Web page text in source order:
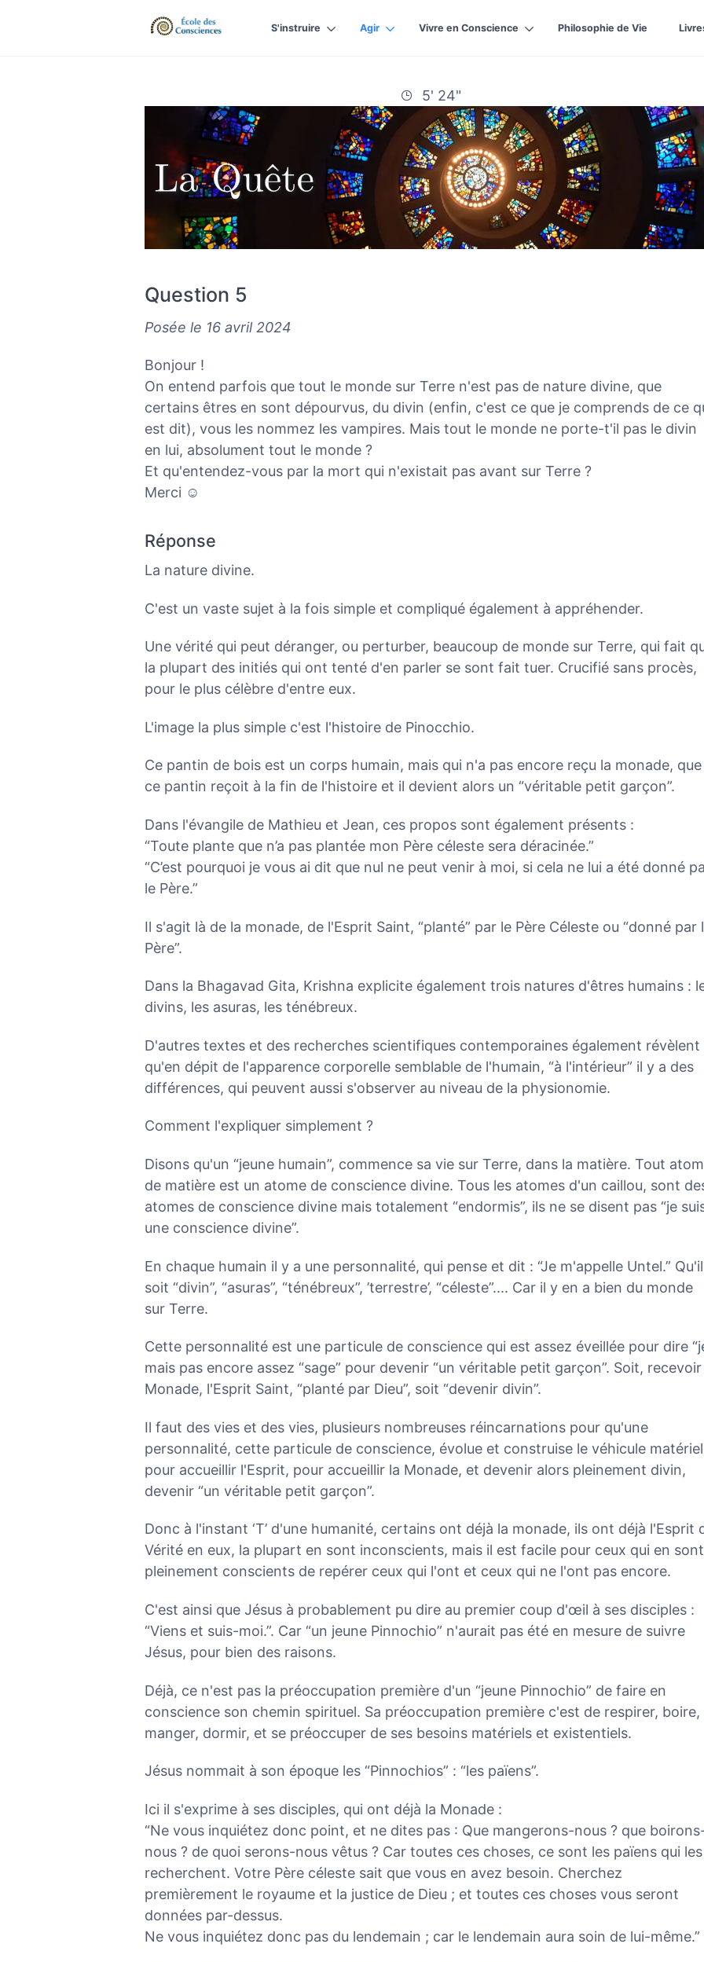
S'instruire Agir Vivre en Conscience Philosophie de Vie
5' 24"
Question 5
Posée le 16 avril 2024
Bonjour !
On entend parfois que tout le monde sur Terre n'est pas de nature divine, que
certains êtres en sont dépourvus, du divin (enfin, c'est ce que je comprends de ce
est dit), vous les nommez les vampires. Mais tout le monde ne porte-t'il pas le divin
en lui, absolument tout le monde ?
Et qu'entendez-vous par la mort qui n'existait pas avant sur Terre ?
Merci ☺️
Réponse
La nature divine.
C'est un vaste sujet à la fois simple et compliqué également à appréhender.
Une vérité qui peut déranger, ou perturber, beaucoup de monde sur Terre, qui fait
la plupart des initiés qui ont tenté d'en parler se sont fait tuer. Crucifié sans procès,
pour le plus célèbre d'entre eux.
L'image la plus simple c'est l'histoire de Pinocchio.
Ce pantin de bois est un corps humain, mais qui n'a pas encore reçu la monade, que
ce pantin reçoit à la fin de l'histoire et il devient alors un “véritable petit garçon”.
Dans l'évangile de Mathieu et Jean, ces propos sont également présents :
“Toute plante que n’a pas plantée mon Père céleste sera déracinée.”
“C’est pourquoi je vous ai dit que nul ne peut venir à moi, si cela ne lui a été donné
le Père.”
Il s'agit là de la monade, de l'Esprit Saint, “planté” par le Père Céleste ou “donné par
Père”.
Dans la Bhagavad Gita, Krishna explicite également trois natures d'êtres humains :
divins, les asuras, les ténébreux.
D'autres textes et des recherches scientifiques contemporaines également révèlent
qu'en dépit de l'apparence corporelle semblable de l'humain, “à l'intérieur” il y a des
différences, qui peuvent aussi s'observer au niveau de la physionomie.
Comment l'expliquer simplement ?
Disons qu'un “jeune humain”, commence sa vie sur Terre, dans la matière. Tout
de matière est un atome de conscience divine. Tous les atomes d'un caillou, sont
atomes de conscience divine mais totalement “endormis”, ils ne se disent pas “je
une conscience divine”.
En chaque humain il y a une personnalité, qui pense et dit : “Je m'appelle Untel.” Qu'il
soit “divin”, “asuras”, “ténébreux”, ’terrestre’, “céleste”.... Car il y en a bien du monde
sur Terre.
Cette personnalité est une particule de conscience qui est assez éveillée pour dire
mais pas encore assez “sage” pour devenir “un véritable petit garçon”. Soit,
Monade, l'Esprit Saint, “planté par Dieu”, soit “devenir divin”.
Il faut des vies et des vies, plusieurs nombreuses réincarnations pour qu'une
personnalité, cette particule de conscience, évolue et construise le véhicule matériel
pour accueillir l'Esprit, pour accueillir la Monade, et devenir alors pleinement divin,
devenir “un véritable petit garçon”.
Donc à l'instant ‘T’ d'une humanité, certains ont déjà la monade, ils ont déjà l'Esprit
Vérité en eux, la plupart en sont inconscients, mais il est facile pour ceux qui en sont
pleinement conscients de repérer ceux qui l'ont et ceux qui ne l'ont pas encore.
C'est ainsi que Jésus à probablement pu dire au premier coup d'œil à ses disciples :
“Viens et suis-moi.”. Car “un jeune Pinnochio” n'aurait pas été en mesure de suivre
Jésus, pour bien des raisons.
Déjà, ce n'est pas la préoccupation première d'un “jeune Pinnochio” de faire en
conscience son chemin spirituel. Sa préoccupation première c'est de respirer, boire,
manger, dormir, et se préoccuper de ses besoins matériels et existentiels.
Jésus nommait à son époque les “Pinnochios” : “les païens”.
Ici il s'exprime à ses disciples, qui ont déjà la Monade :
“Ne vous inquiétez donc point, et ne dites pas : Que mangerons-nous ? que
nous ? de quoi serons-nous vêtus ? Car toutes ces choses, ce sont les païens qui les
recherchent. Votre Père céleste sait que vous en avez besoin. Cherchez
premièrement le royaume et la justice de Dieu ; et toutes ces choses vous seront
données par-dessus.
Ne vous inquiétez donc pas du lendemain ; car le lendemain aura soin de lui-même.”